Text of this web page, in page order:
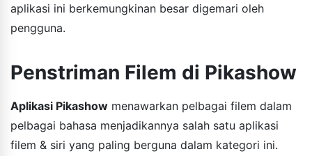
aplikasi ini berkemungkinan besar digemari oleh
pengguna.
Penstriman Filem di Pikashow
Aplikasi Pikashow menawarkan pelbagai filem dalam
pelbagai bahasa menjadikannya salah satu aplikasi
filem & siri yang paling berguna dalam kategori ini.